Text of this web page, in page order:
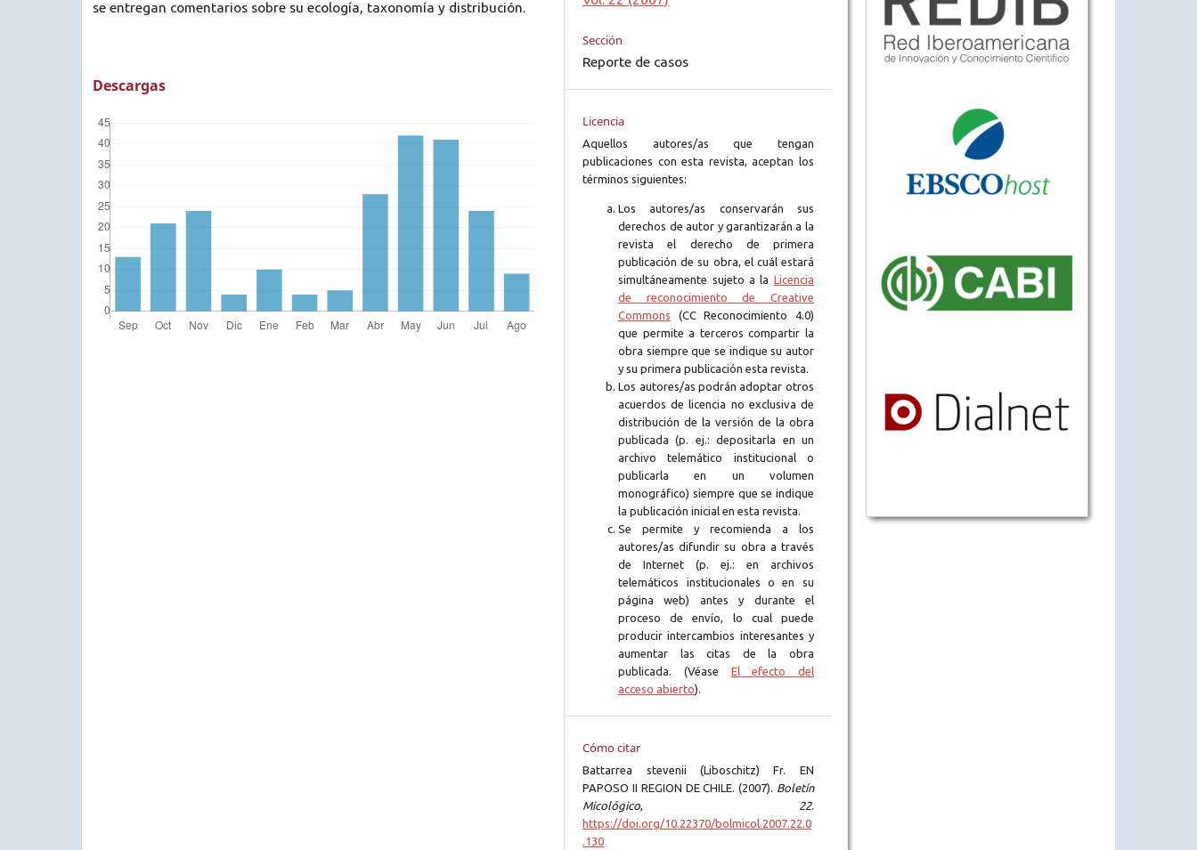
se entregan comentarios sobre su ecología, taxonomía y distribución.
Descargas
Sección
Reporte de casos
Licencia
Aquellos autores/as que tengan
publicaciones con esta revista, aceptan los
términos siguientes:
Los autores/as conservarán sus
derechos de autor y garantizarán a la
revista el derecho de primera
publicación de su obra, el cuál estará
simultáneamente sujeto a la Licencia
de reconocimiento de Creative
Commons (CC Reconocimiento 4.0)
que permite a terceros compartir la
obra siempre que se indique su autor
y su primera publicación esta revista.
Los autores/as podrán adoptar otros
acuerdos de licencia no exclusiva de
distribución de la versión de la obra
publicada (p. ej.: depositarla en un
archivo telemático institucional o
publicarla en un volumen
monográfico) siempre que se indique
la publicación inicial en esta revista.
Se permite y recomienda a los
autores/as difundir su obra a través
de Internet (p. ej.: en archivos
telemáticos institucionales o en su
página web) antes y durante el
proceso de envío, lo cual puede
producir intercambios interesantes y
aumentar las citas de la obra
publicada. (Véase El efecto del
acceso abierto).
Cómo citar
Battarrea stevenii (Liboschitz) Fr. EN
PAPOSO II REGION DE CHILE. (2007). Boletín
Micológico, 22.
https://doi.org/10.22370/bolmicol.2007.22.0
.130